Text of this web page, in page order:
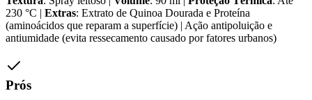
230 °C | Extras: Extrato de Quinoa Dourada e Proteína
(aminoácidos que reparam a superfície) | Ação antipoluição e
antiumidade (evita ressecamento causado por fatores urbanos)
Prós